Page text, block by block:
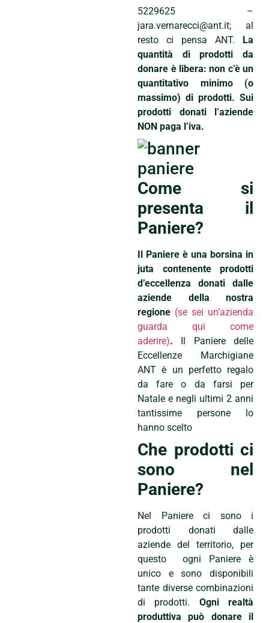
5229625 –
jara.vernarecci@ant.it; al
resto ci pensa ANT. La
quantità di prodotti da
donare è libera: non c’è un
quantitativo minimo (o
massimo) di prodotti. Sui
prodotti donati l’aziende
NON paga l’iva.
Come si
presenta il
Paniere?
Il Paniere è una borsina in
juta contenente prodotti
d’eccellenza donati dalle
aziende della nostra
regione (se sei un’azienda
guarda qui come
aderire). Il Paniere delle
Eccellenze Marchigiane
ANT è un perfetto regalo
da fare o da farsi per
Natale e negli ultimi 2 anni
tantissime persone lo
hanno scelto
Che prodotti ci
sono nel
Paniere?
Nel Paniere ci sono i
prodotti donati dalle
aziende del territorio, per
questo ogni Paniere è
unico e sono disponibili
tante diverse combinazioni
di prodotti. Ogni realtà
produttiva può donare il